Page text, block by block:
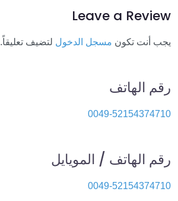
Leave a Review
يجب أنت تكون مسجل الدخول لتضيف تعليقاً.
رقم الهاتف
0049-52154374710
رقم الهاتف / المويايل
0049-52154374710